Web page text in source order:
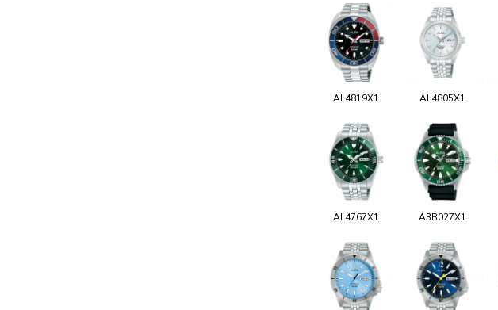
AL4819X1 AL4805X1
AL4767X1 A3B027X1